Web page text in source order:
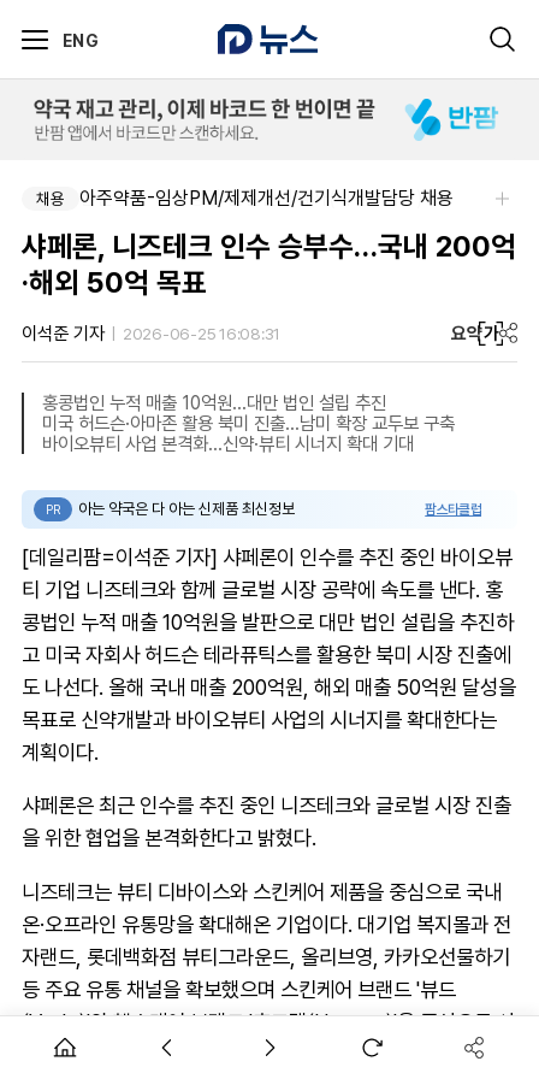
ENG
채용 아주약품-임상PM/제제개선/건기식개발담당 채용
채용 신신제약-세종공장 품질관리약사(사원~과장)
샤페론, 니즈테크 인수 승부수…국내 200억
·해외 50억 목표
이석준 기자 2026-06-25 16:08:31 요약가
홍콩법인 누적 매출 10억원…대만 법인 설립 추진
미국 허드슨·아마존 활용 북미 진출…남미 확장 교두보 구축
바이오뷰티 사업 본격화…신약·뷰티 시너지 확대 기대
PR 아는 약국은 다 아는 신제품 최신정보 팜스타클럽
[데일리팜=이석준 기자] 샤페론이 인수를 추진 중인 바이오뷰
티 기업 니즈테크와 함께 글로벌 시장 공략에 속도를 낸다. 홍
콩법인 누적 매출 10억원을 발판으로 대만 법인 설립을 추진하
고 미국 자회사 허드슨 테라퓨틱스를 활용한 북미 시장 진출에
도 나선다. 올해 국내 매출 200억원, 해외 매출 50억원 달성을
목표로 신약개발과 바이오뷰티 사업의 시너지를 확대한다는
계획이다.
샤페론은 최근 인수를 추진 중인 니즈테크와 글로벌 시장 진출
을 위한 협업을 본격화한다고 밝혔다.
니즈테크는 뷰티 디바이스와 스킨케어 제품을 중심으로 국내
온·오프라인 유통망을 확대해온 기업이다. 대기업 복지몰과 전
자랜드, 롯데백화점 뷰티그라운드, 올리브영, 카카오선물하기
등 주요 유통 채널을 확보했으며 스킨케어 브랜드 '뷰드
(Vude)'와 헬스케어 브랜드 '휴그랩(Hugrap)'을 중심으로 사
업을 전개하고 있다. 현재 연 매출은 200억원 수준이다.